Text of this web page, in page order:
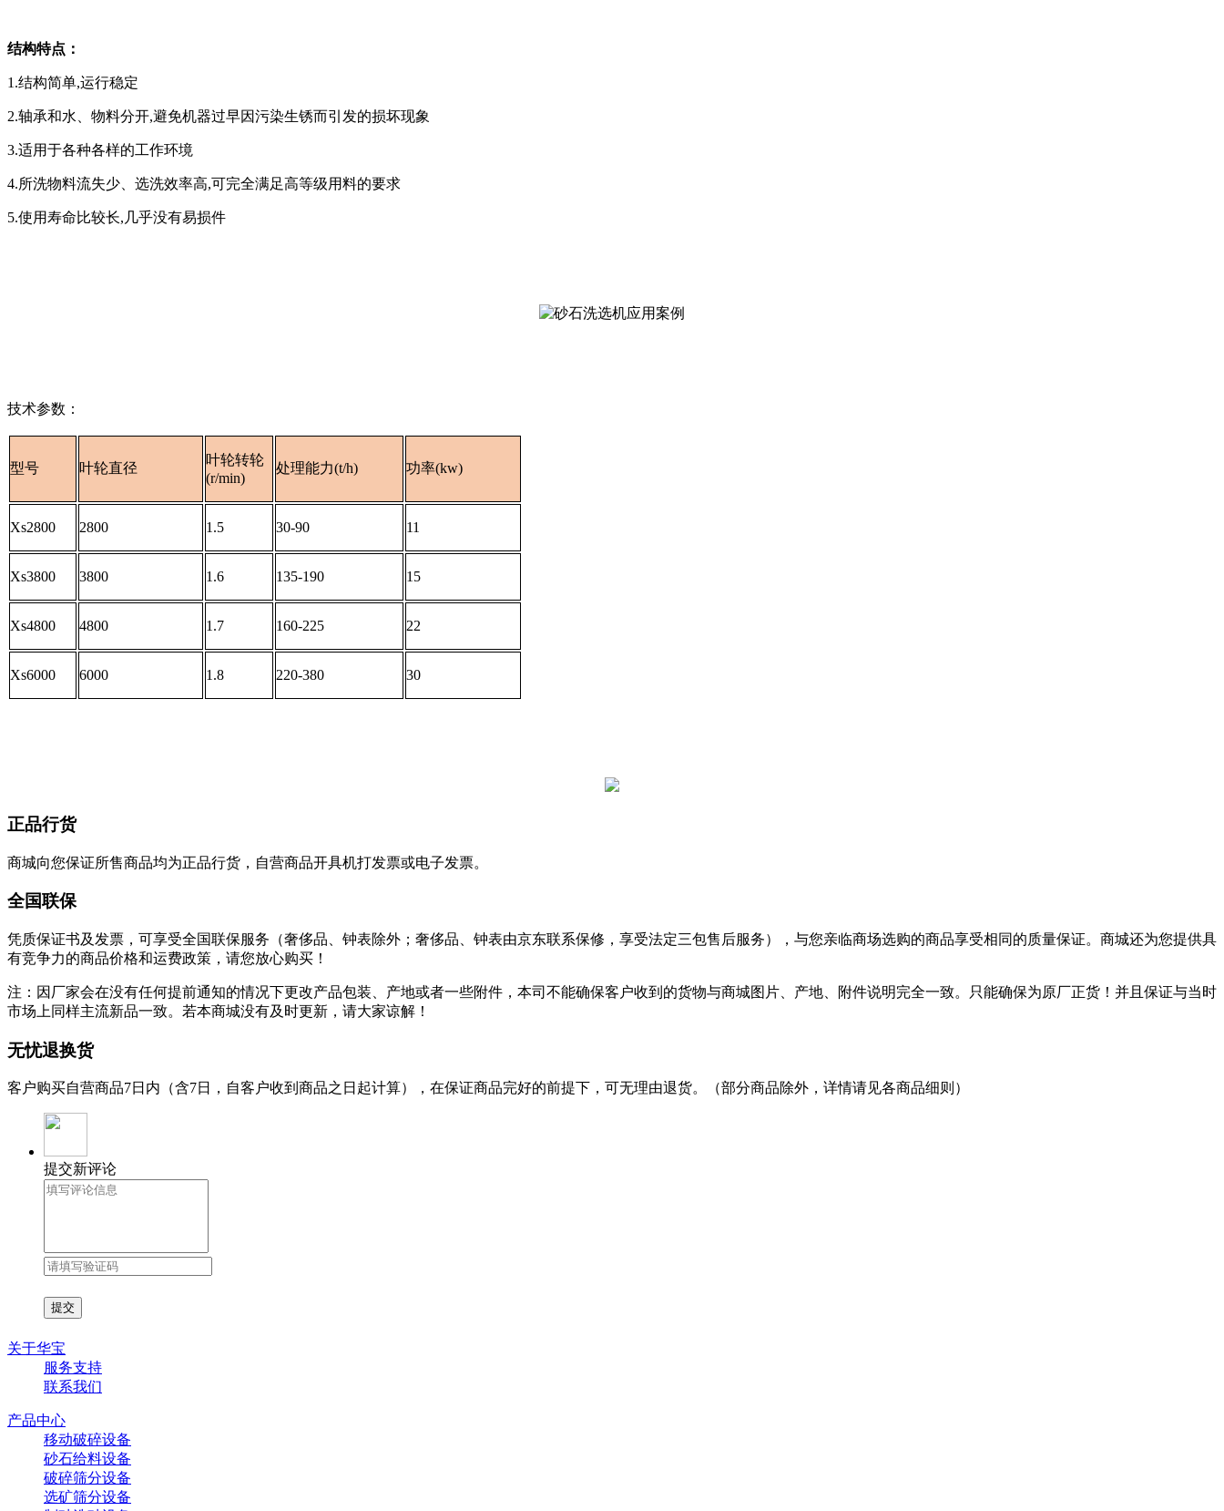
结构特点：
1.结构简单,运行稳定
2.轴承和水、物料分开,避免机器过早因污染生锈而引发的损坏现象
3.适用于各种各样的工作环境
4.所洗物料流失少、选洗效率高,可完全满足高等级用料的要求
5.使用寿命比较长,几乎没有易损件
技术参数：
型号 叶轮直径
叶轮转轮
(r/min)
处理能力(t/h) 功率(kw)
Xs2800 2800 1.5 30-90 11
Xs3800 3800 1.6 135-190 15
Xs4800 4800 1.7 160-225 22
Xs6000 6000 1.8 220-380 30
正品行货
商城向您保证所售商品均为正品行货，自营商品开具机打发票或电子发票。
全国联保
凭质保证书及发票，可享受全国联保服务（奢侈品、钟表除外；奢侈品、钟表由京东联系保修，享受法定三包售后服务），与您亲临商场选购的商品享受相同的质量保证。商城还为您提供具
有竞争力的商品价格和运费政策，请您放心购买！
注：因厂家会在没有任何提前通知的情况下更改产品包装、产地或者一些附件，本司不能确保客户收到的货物与商城图片、产地、附件说明完全一致。只能确保为原厂正货！并且保证与当时
市场上同样主流新品一致。若本商城没有及时更新，请大家谅解！
无忧退换货
客户购买自营商品7日内（含7日，自客户收到商品之日起计算），在保证商品完好的前提下，可无理由退货。（部分商品除外，详情请见各商品细则）
提交新评论
关于华宝
服务支持
联系我们
产品中心
移动破碎设备
砂石给料设备
破碎筛分设备
选矿筛分设备